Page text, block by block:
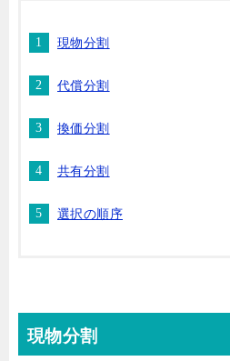
現物分割
代償分割
換価分割
共有分割
選択の順序
現物分割